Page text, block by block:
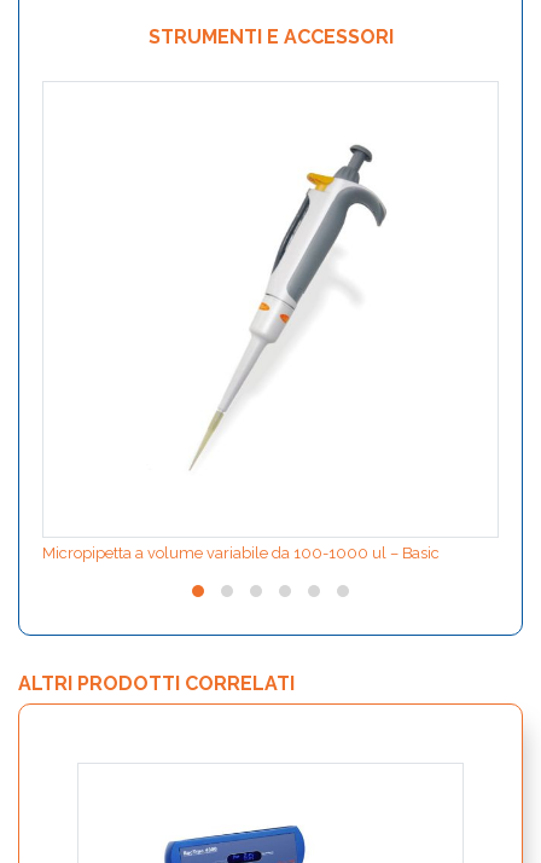
STRUMENTI E ACCESSORI
Micropipetta a volume variabile da 100-1000 ul – Basic
ALTRI PRODOTTI CORRELATI